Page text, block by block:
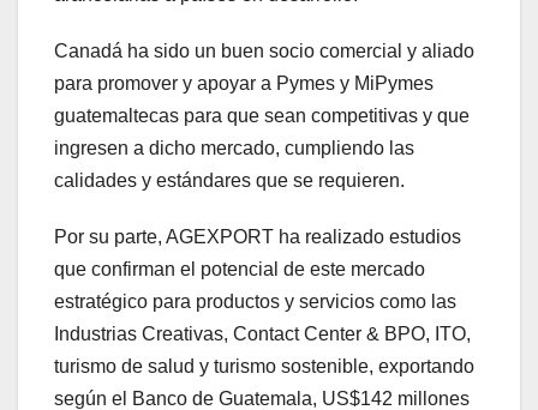
Canadá ha sido un buen socio comercial y aliado
para promover y apoyar a Pymes y MiPymes
guatemaltecas para que sean competitivas y que
ingresen a dicho mercado, cumpliendo las
calidades y estándares que se requieren.
Por su parte, AGEXPORT ha realizado estudios
que confirman el potencial de este mercado
estratégico para productos y servicios como las
Industrias Creativas, Contact Center & BPO, ITO,
turismo de salud y turismo sostenible, exportando
según el Banco de Guatemala, US$142 millones